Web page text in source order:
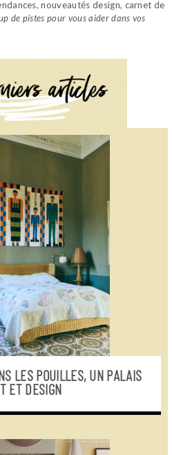
nouveautés design, carnet de
de pistes pour vous aider dans vos
LES POUILLES, UN PALAIS
ET DESIGN